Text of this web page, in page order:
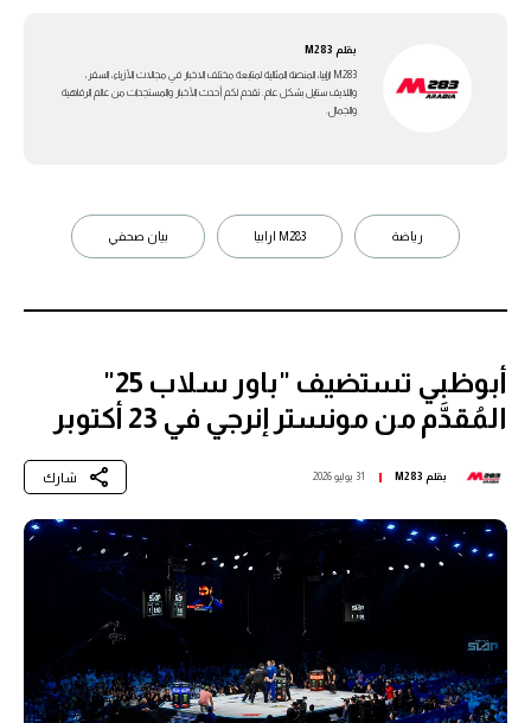
بقلم M283
M283 ارابيا، المنصة المثالية لمتابعة مختلف الاخبار في مجالات الأزياء، السفر،
واللايف ستايل بشكل عام. تقدم لكم أحدث الأخبار والمستجدات من عالم الرفاهية
والجمال.
رياضة M283 ارابيا بيان صحفي
أبوظبي تستضيف "باور سلاب 25"
المُقدَّم من مونستر إنرجي في 23 أكتوبر
بقلم M283 31 يوليو 2026 شارك